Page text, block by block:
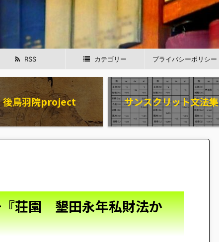
RSS カテゴリー プライバシーポリシー
後鳥羽院project サンスクリット文法集
荘園 墾田永年私財法か